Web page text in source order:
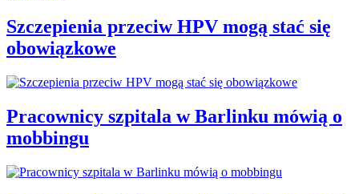
Szczepienia przeciw HPV mogą stać się
obowiązkowe
Pracownicy szpitala w Barlinku mówią o
mobbingu